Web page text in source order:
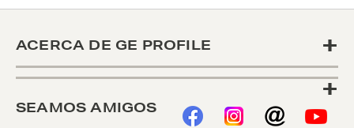
ACERCA DE GE PROFILE
+
+
SEAMOS AMIGOS